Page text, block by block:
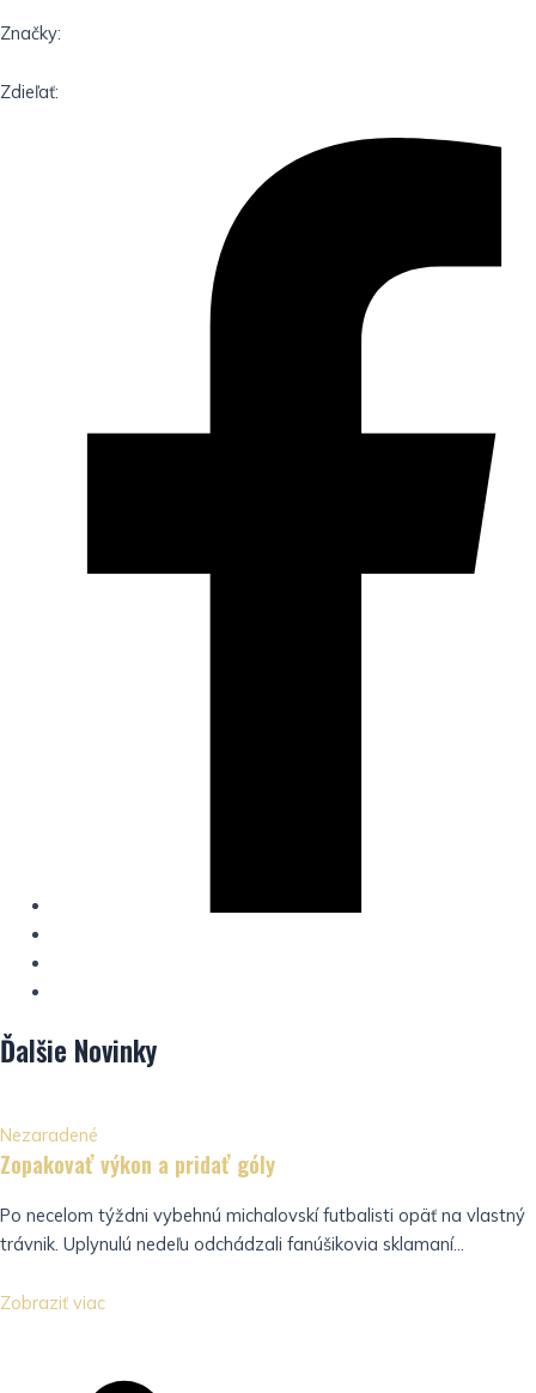
Značky:
Zdieľať:
Ďalšie Novinky
Nezaradené
Zopakovať výkon a pridať góly
Po necelom týždni vybehnú michalovskí futbalisti opäť na vlastný
trávnik. Uplynulú nedeľu odchádzali fanúšikovia sklamaní...
Zobraziť viac